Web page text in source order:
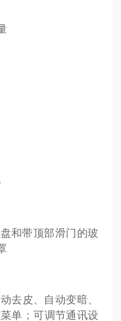
和带顶部滑门的玻
去皮、自动变暗、
单；可调节通讯设